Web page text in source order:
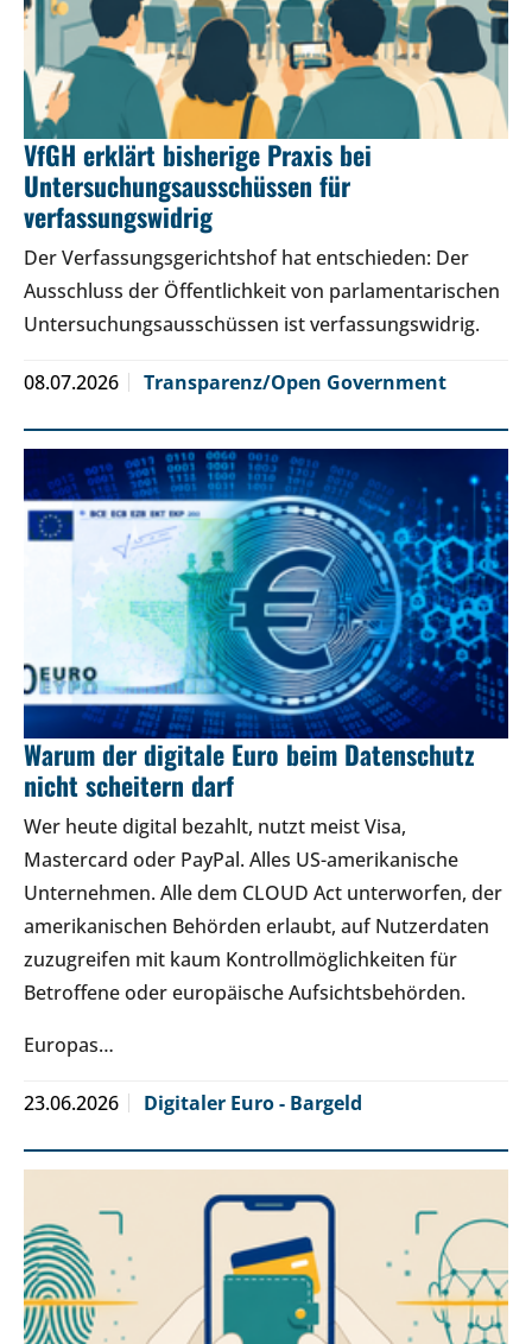
VfGH erklärt bisherige Praxis bei
Untersuchungsausschüssen für
verfassungswidrig
Der Verfassungsgerichtshof hat entschieden: Der
Ausschluss der Öffentlichkeit von parlamentarischen
Untersuchungsausschüssen ist verfassungswidrig.
08.07.2026 Transparenz/Open Government
Warum der digitale Euro beim Datenschutz
nicht scheitern darf
Wer heute digital bezahlt, nutzt meist Visa,
Mastercard oder PayPal. Alles US-amerikanische
Unternehmen. Alle dem CLOUD Act unterworfen, der
amerikanischen Behörden erlaubt, auf Nutzerdaten
zuzugreifen mit kaum Kontrollmöglichkeiten für
Betroffene oder europäische Aufsichtsbehörden.
Europas…
23.06.2026 Digitaler Euro - Bargeld